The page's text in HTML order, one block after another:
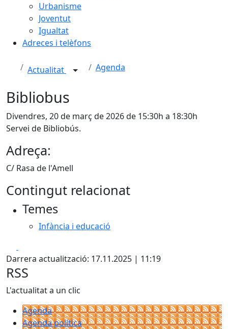
Urbanisme
Joventut
Igualtat
Adreces i telèfons
Actualitat Agenda
Bibliobus
Divendres, 20 de març de 2026 de 15:30h a 18:30h
Servei de Bibliobús.
Adreça:
C/ Rasa de l'Amell
Contingut relacionat
Temes
Infància i educació
Darrera actualització: 17.11.2025 | 11:19
RSS
L'actualitat a un clic
Agenda
Agenda política